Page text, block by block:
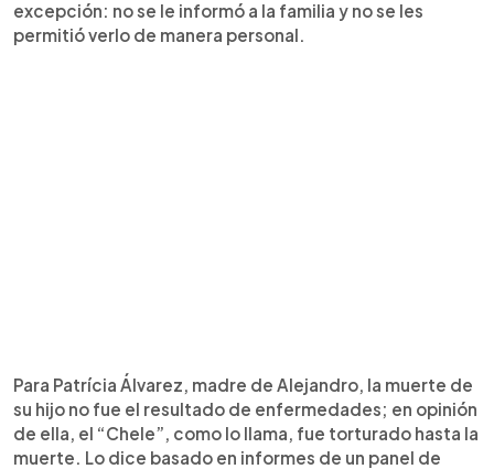
excepción: no se le informó a la familia y no se les
permitió verlo de manera personal.
Para Patrícia Álvarez, madre de Alejandro, la muerte de
su hijo no fue el resultado de enfermedades; en opinión
de ella, el “Chele”, como lo llama, fue torturado hasta la
muerte. Lo dice basado en informes de un panel de